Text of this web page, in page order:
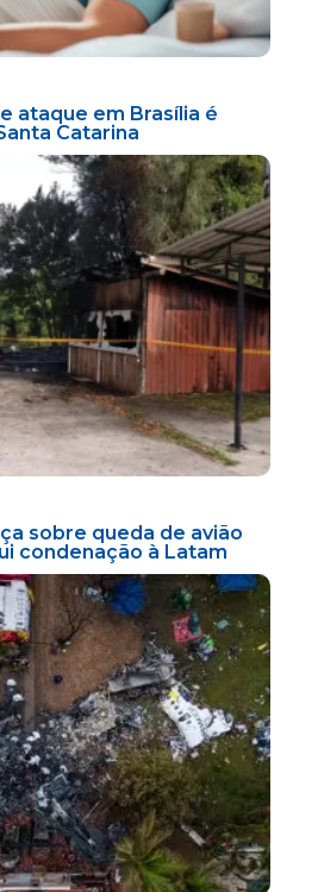
ataque em Brasília é
Catarina
sobre queda de avião
condenação à Latam